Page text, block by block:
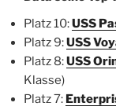
Platz 10:USS
Platz 9:USS
Platz 8:USS
Klasse)
Platz 7: